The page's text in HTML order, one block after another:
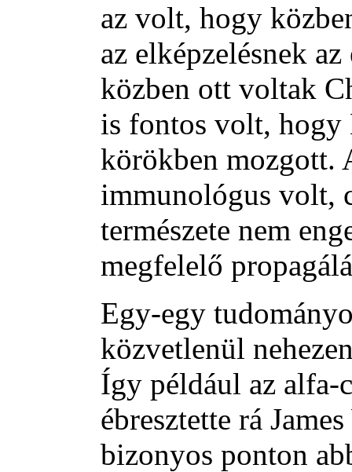
az volt, hogy
az elképzelésnek
közben ott voltak
is fontos volt, hogy
körökben mozgott.
immunológus volt,
természete nem
megfelelő
Egy-egy
közvetlenül
Így például az alfa-
ébresztette rá
bizonyos ponton